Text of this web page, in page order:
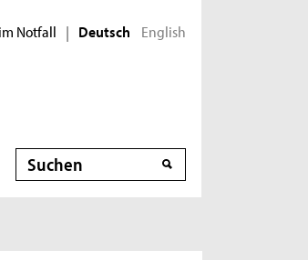
Notfall | Deutsch English
Suche